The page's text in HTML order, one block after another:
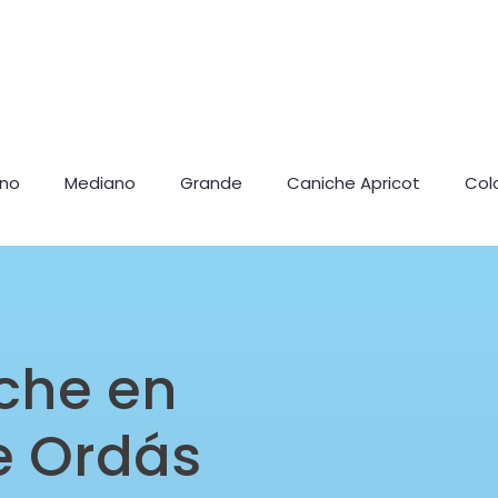
Mediano Grande Caniche Apricot
en
Ordás